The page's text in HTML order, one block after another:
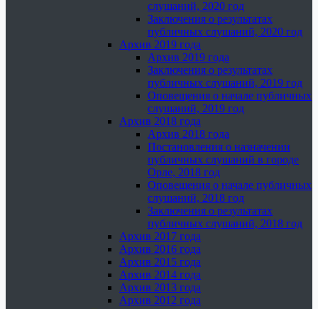
слушаний, 2020 год
Заключения о результатах
публичных слушаний, 2020 год
Архив 2019 года
Архив 2019 года
Заключения о результатах
публичных слушаний, 2019 год
Оповещения о начале публичных
слушаний, 2019 год
Архив 2018 года
Архив 2018 года
Постановления о назначении
публичных слушаний в городе
Орле, 2018 год
Оповещения о начале публичных
слушаний, 2018 год
Заключения о результатах
публичных слушаний, 2018 год
Архив 2017 года
Архив 2016 года
Архив 2015 года
Архив 2014 года
Архив 2013 года
Архив 2012 года